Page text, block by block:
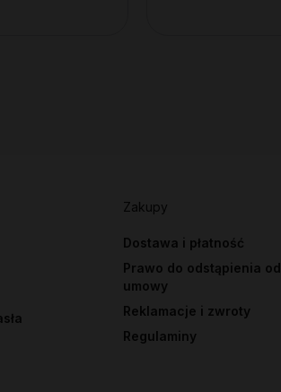
Zakupy
Dostawa i płatność
Prawo do odstąpienia od
umowy
Reklamacje i zwroty
Regulaminy